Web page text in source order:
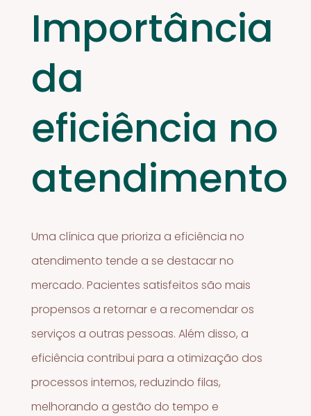
Importância
da
eficiência no
atendimento
Uma clínica que prioriza a eficiência no
atendimento tende a se destacar no
mercado. Pacientes satisfeitos são mais
propensos a retornar e a recomendar os
serviços a outras pessoas. Além disso, a
eficiência contribui para a otimização dos
processos internos, reduzindo filas,
melhorando a gestão do tempo e